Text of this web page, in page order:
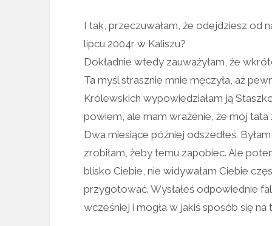
I tak, przeczuwałam, że odejdziesz od
lipcu 2004r w Kaliszu?
Dokładnie wtedy zauważyłam, że
Ta myśl strasznie mnie męczyła, aż
Królewskich wypowiedziałam ją
powiem, ale mam wrażenie, że mój tata
Dwa miesiące później odszedłeś.
zrobiłam, żeby temu zapobiec. Ale
blisko Ciebie, nie widywałam Ciebie
przygotować. Wysłałeś odpowiednie
wcześniej i mogła w jakiś sposób się